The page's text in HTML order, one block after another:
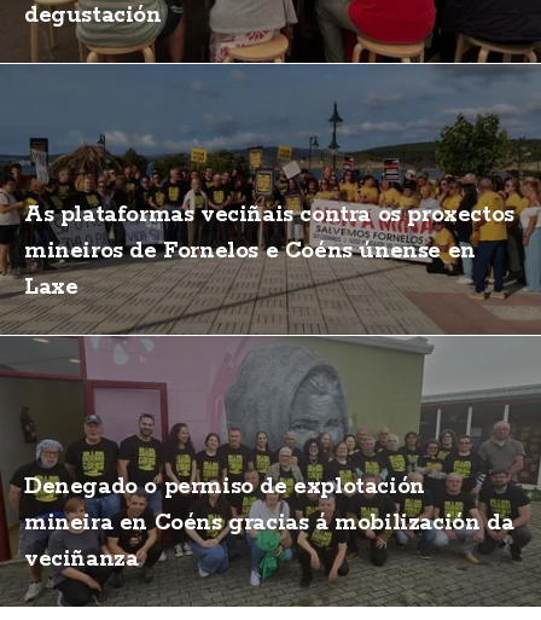
degustación
As plataformas veciñais contra os proxectos
mineiros de Fornelos e Coéns únense en
Laxe
Denegado o permiso de explotación
mineira en Coéns gracias á mobilización da
veciñanza